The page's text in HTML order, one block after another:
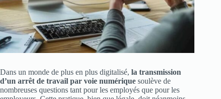
Dans un monde de plus en plus digitalisé, la transmission
d’un arrêt de travail par voie numérique soulève de
nombreuses questions tant pour les employés que pour les